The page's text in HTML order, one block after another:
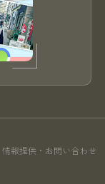
情報提供・お問い合わせ